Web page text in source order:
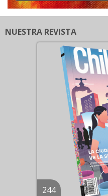
NUESTRA REVISTA
244